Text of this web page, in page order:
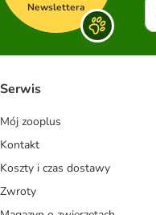
Newslettera
Serwis
Mój zooplus
Kontakt
Koszty i czas dostawy
Zwroty